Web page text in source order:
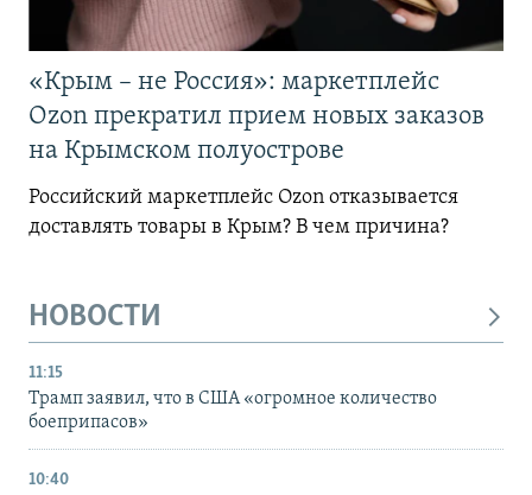
«Крым – не Россия»: маркетплейс
Ozon прекратил прием новых заказов
на Крымском полуострове
Российский маркетплейс Ozon отказывается
доставлять товары в Крым? В чем причина?
НОВОСТИ
11:15
Трамп заявил, что в США «огромное количество
боеприпасов»
10:40